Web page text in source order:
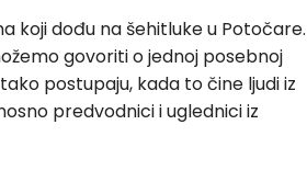
koji dođu na šehitluke u Potočare.
govoriti o jednoj posebnoj
postupaju, kada to čine ljudi iz
predvodnici i uglednici iz